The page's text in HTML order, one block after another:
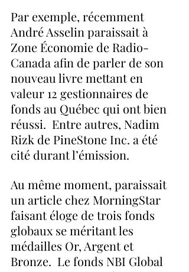
Par exemple, récemment
André Asselin paraissait à
Zone Économie de Radio-
Canada afin de parler de son
nouveau livre mettant en
valeur 12 gestionnaires de
fonds au Québec qui ont bien
réussi.  Entre autres, Nadim
Rizk de PineStone Inc. a été
cité durant l’émission.
Au même moment, paraissait
un article chez MorningStar
faisant éloge de trois fonds
globaux se méritant les
médailles Or, Argent et
Bronze.  Le fonds NBI Global